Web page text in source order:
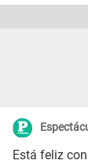
Está feliz